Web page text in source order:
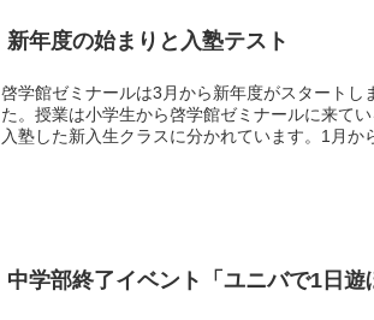
新年度の始まりと入塾テスト
啓学館ゼミナールは3月から新年度がスタート
た。授業は小学生から啓学館ゼミナールに来て
入塾した新入生クラスに分かれています。1月か
中学部終了イベント「ユニバで1日遊